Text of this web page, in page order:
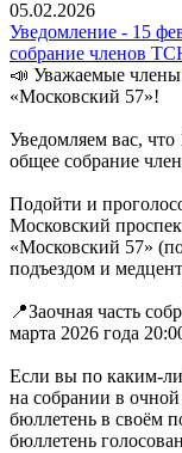
05.02.2026
Уведомление - 15
собрание членов
📣 Уважаемые члены
«Московский 57»!
Уведомляем вас, что
общее собрание
Подойти и
Московский
«Московский 57»
подъездом и
📍Заочная часть
марта 2026 года
Если вы по каким-
на собрании в
бюллетень в своём
бюллетень